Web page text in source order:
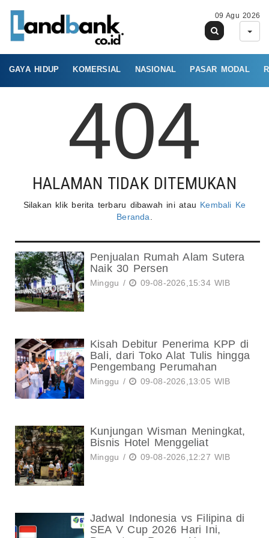
09 Agu 2026
GAYA HIDUP KOMERSIAL NASIONAL PASAR MODAL
404
HALAMAN TIDAK DITEMUKAN
Silakan klik berita terbaru dibawah ini atau Kembali Ke
Beranda
Penjualan Rumah Alam Sutera
Naik 30 Persen
Minggu / 09-08-2026,15:34 WIB
Kisah Debitur Penerima KPP di
Bali, dari Toko Alat Tulis hingga
Pengembang Perumahan
Minggu / 09-08-2026,13:05 WIB
Kunjungan Wisman Meningkat,
Bisnis Hotel Menggeliat
Minggu / 09-08-2026,12:27 WIB
Jadwal Indonesia vs Filipina di
SEA V Cup 2026 Hari Ini,